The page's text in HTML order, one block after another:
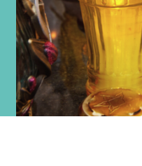
Direktversicherung
Pensionszusage
Pensionsfonds
Unterstützungskasse